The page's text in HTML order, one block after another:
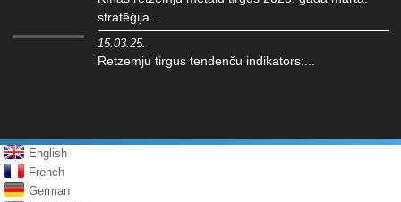
stratēģija...
15.03.25.
Retzemju tirgus tendenču indikators:...
English
French
German